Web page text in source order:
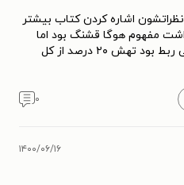
نظراتشون اشاره کردن کتاب بیشتر
مفهوم هوگا قشنگ بود اما
این کتاب پر از حاشیه و چیزای بی ربط بود تهش ۲۰ درصد از کل
۰
۱۴۰۰/۰۶/۱۶